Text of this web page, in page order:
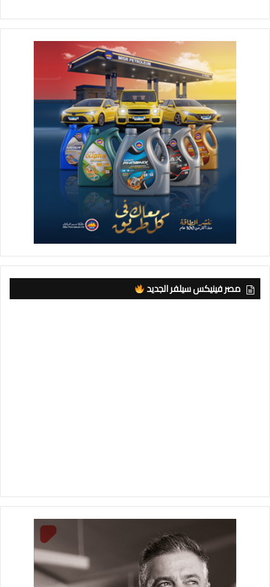
مصر فينيكس سيلفر الجديد